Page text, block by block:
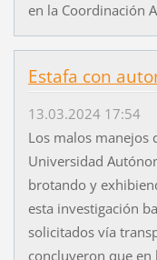
en la Coordinación
Estafa con
13.03.2024 17:54
Los malos manejos
Universidad
brotando y
esta investigación
solicitados vía
concluyeron que